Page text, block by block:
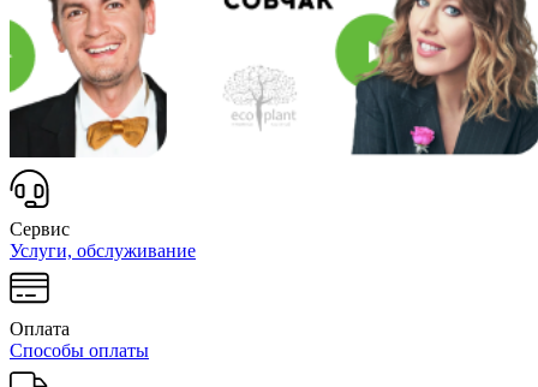
Сервис
Услуги, обслуживание
Оплата
Способы оплаты